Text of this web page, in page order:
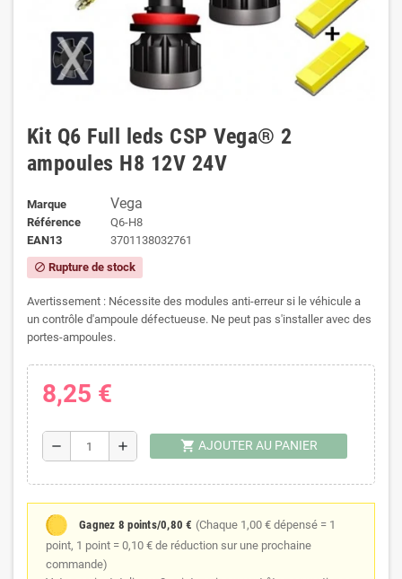
Kit Q6 Full leds CSP Vega® 2
ampoules H8 12V 24V
Marque Vega
Référence
Q6-H8
EAN13
3701138032761
block Rupture de stock
Avertissement : Nécessite des modules anti-erreur si le véhicule a
un contrôle d'ampoule défectueuse. Ne peut pas s'installer avec des
portes-ampoules.
8,25 €
remove add shopping_cart AJOUTER AU PANIER
Gagnez 8 points/0,80 € (Chaque 1,00 € dépensé = 1
point, 1 point = 0,10 € de réduction sur une prochaine
commande)